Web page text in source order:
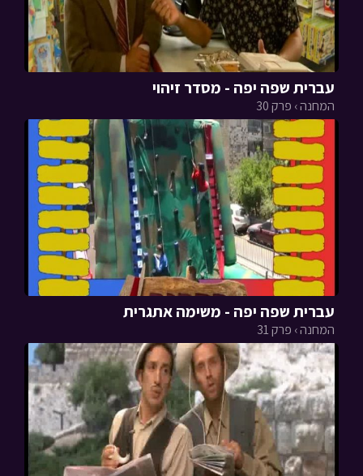
עברית שפה יפה - מסדר זיהוי
המחנה › פרק 30
עברית שפה יפה - משימה אתגרית
המחנה › פרק 31